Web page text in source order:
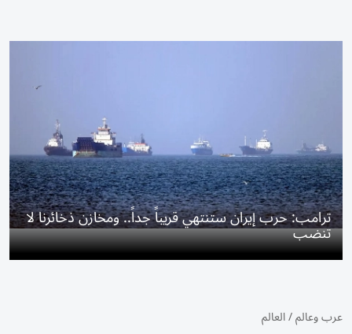
ترامب: حرب إيران ستنتهي قريباً جداً.. ومخازن ذخائرنا لا
تنضب
عرب وعالم/العالم